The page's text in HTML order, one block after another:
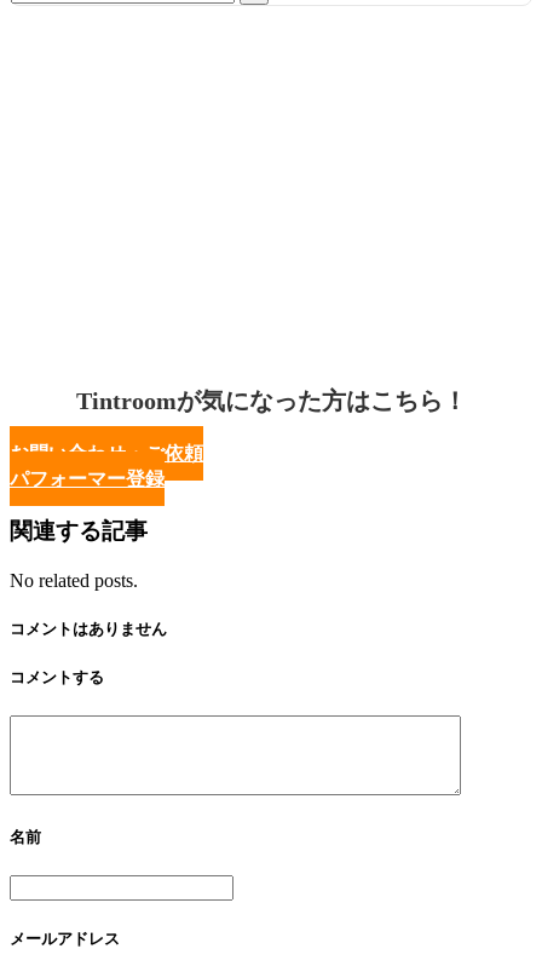
for:
Tintroomが気になった方はこちら！
お問い合わせ・ご依頼
パフォーマー登録
関連する記事
No related posts.
コメントはありません
コメントする
名前
メールアドレス